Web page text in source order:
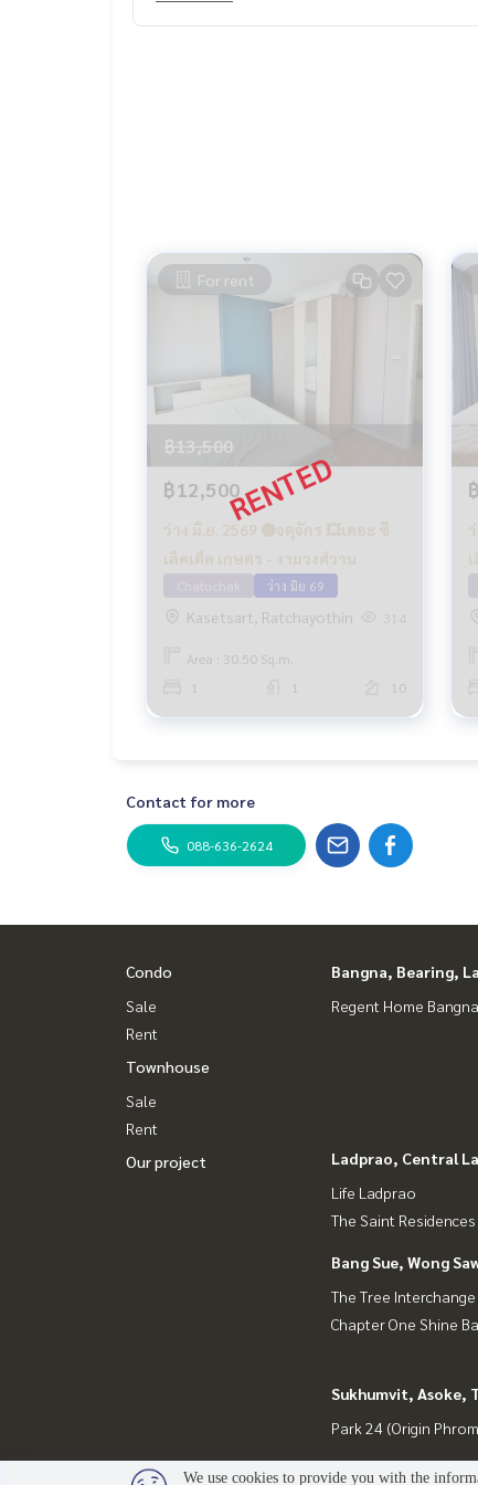
For rent
฿13,500
฿12,500
ว่าง มิ.ย. 2569 🟡จตุจักร 💥เดอะ ซี
เล็คเต็ด เกษตร - งามวงศ์วาน
ว่าง มิย 69
Kasetsart, Ratchayothin 314
Area : 30.50 Sq.m.
1
1 10
Contact for more
088-636-2624
Condo
Sale
Rent
Townhouse
Sale
Rent
Our project
Bangna, Bearing,
Regent Home
Ladprao, Central
Life Ladprao
The Saint Residences
Bang Sue, Wong
The Tree Interchange
Chapter One Shine
Sukhumvit, Asoke,
Park 24 (Origin
We use cookies to provide you with the